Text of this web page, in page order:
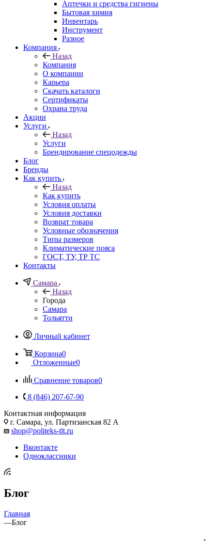
Аптечки и средства гигиены
Бытовая химия
Инвентарь
Инструмент
Разное
Компания
Назад
Компания
О компании
Карьера
Cкачать каталоги
Сертификаты
Охрана труда
Акции
Услуги
Назад
Услуги
Брендирование спецодежды
Блог
Бренды
Как купить
Назад
Как купить
Условия оплаты
Условия доставки
Возврат товара
Условные обозначения
Типы размеров
Климатические пояса
ГОСТ, ТУ, ТР ТС
Контакты
Самара
Назад
Города
Самара
Тольятти
Личный кабинет
Корзина0
Отложенные0
Сравнение товаров0
8 (846) 207-67-90
Контактная информация
г. Самара, ул. Партизанская 82 А
shop@politeks-tlt.ru
Вконтакте
Одноклассники
Блог
Главная
—Блог